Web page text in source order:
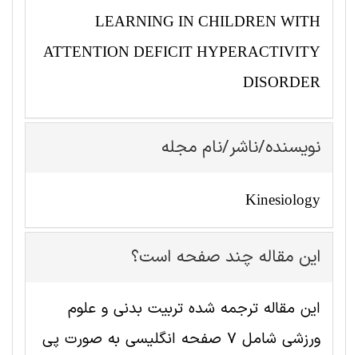
LEARNING IN CHILDREN WITH
ATTENTION DEFICIT HYPERACTIVITY
DISORDER
نویسنده/ناشر/نام مجله
Kinesiology
این مقاله چند صفحه است؟
این مقاله ترجمه شده تربيت بدنی و علوم
ورزشی شامل 7 صفحه انگلیسی به صورت پی